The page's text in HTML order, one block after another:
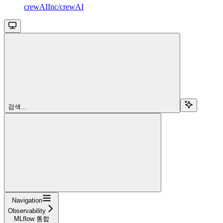
crewAIInc/crewAI
검색...
Navigation
Observability
MLflow 통합